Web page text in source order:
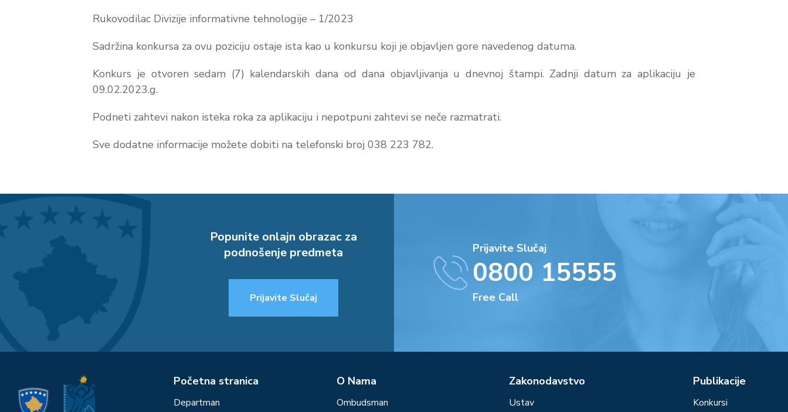
Rukovodilac Divizije informativne tehnologije – 1/2023
Sadržina konkursa za ovu poziciju ostaje ista kao u konkursu koji je objavljen gore navedenog datuma.
Konkurs je otvoren sedam (7) kalendarskih dana od dana objavljivanja u dnevnoj štampi. Zadnji datum za aplikaciju je
09.02.2023.g.
Podneti zahtevi nakon isteka roka za aplikaciju i nepotpuni zahtevi se neče razmatrati.
Sve dodatne informacije možete dobiti na telefonski broj 038 223 782.
Popunite onlajn obrazac za
podnošenje predmeta
Prijavite Slučaj
Prijavite Slučaj
0800 15555
Free Call
Početna stranica
Departman
О Nama
Ombudsman
Zakonodavstvo
Ustav
Publikacije
Konkursi